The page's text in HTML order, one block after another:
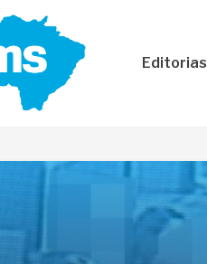
Editorias